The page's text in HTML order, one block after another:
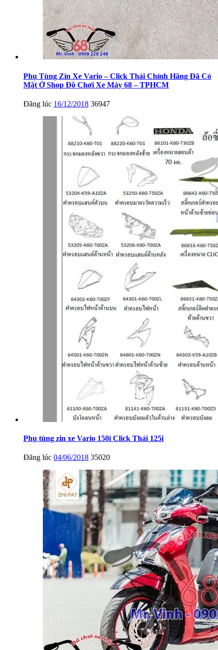
Phụ Tùng Zin Xe Vario – Click Thái Chính Hãng Đã Có
Mặt Ở Shop Đồ Chơi Xe Máy 68 – TPHCM
Đăng lúc 16/12/2018 36947
Phụ tùng zin xe Vario 150i Click Thái 125i
Đăng lúc 04/06/2018 35020